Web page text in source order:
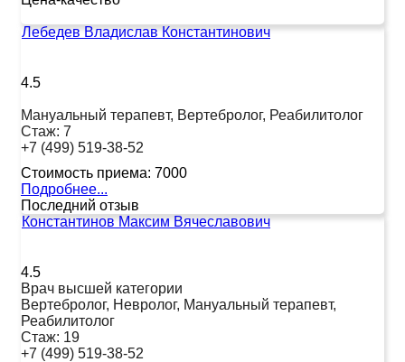
Лебедев Владислав Константинович
4.5
Мануальный терапевт, Вертебролог, Реабилитолог
Стаж: 7
+7 (499) 519-38-52
Стоимость приема: 7000
Подробнее...
Последний отзыв
Константинов Максим Вячеславович
4.5
Врач высшей категории
Вертебролог, Невролог, Мануальный терапевт,
Реабилитолог
Стаж: 19
+7 (499) 519-38-52